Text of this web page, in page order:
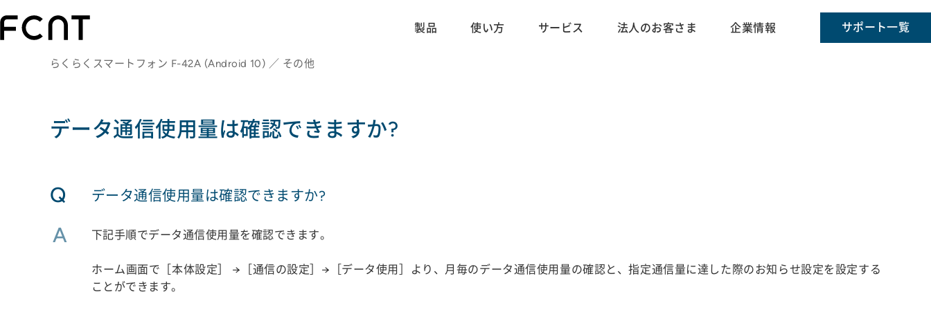
製品 使い方 サービス 法人のお客さま 企業情報 サポート一覧
らくらくスマートフォン F-42A (Android 10) ／ その他
データ通信使用量は確認できますか?
Q データ通信使用量は確認できますか?
A 下記手順でデータ通信使用量を確認できます。
ホーム画面で［本体設定］ →［通信の設定］→［データ使用］より、月毎のデータ通信使用量の確認と、指定通信量に達した際のお知らせ設定を設定する
ことができます。